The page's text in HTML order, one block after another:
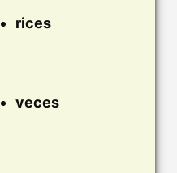
rices
veces